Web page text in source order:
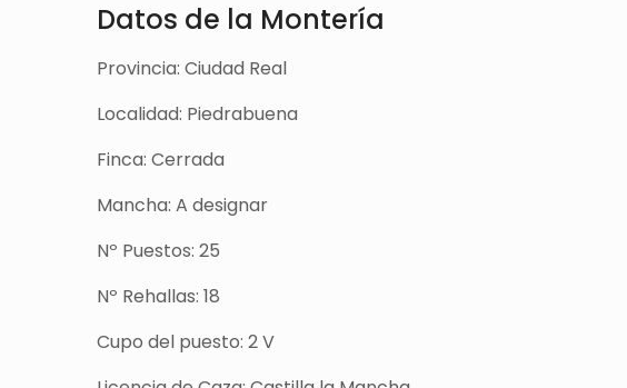
Datos de la Montería
Provincia: Ciudad Real
Localidad: Piedrabuena
Finca: Cerrada
Mancha: A designar
Nº Puestos: 25
Nº Rehallas: 18
Cupo del puesto: 2 V